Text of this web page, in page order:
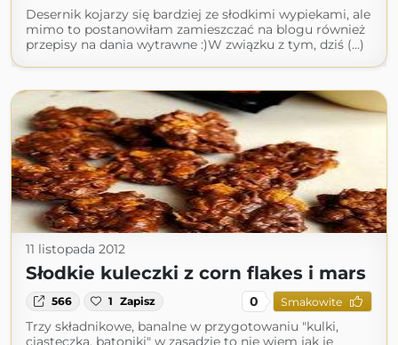
Desernik kojarzy się bardziej ze słodkimi wypiekami, ale
mimo to postanowiłam zamieszczać na blogu również
przepisy na dania wytrawne :)W związku z tym, dziś (...)
11 listopada 2012
Słodkie kuleczki z corn flakes i mars
566 1 Zapisz 0 Smakowite
Trzy składnikowe, banalne w przygotowaniu "kulki,
ciasteczka, batoniki" w zasadzie to nie wiem jak je